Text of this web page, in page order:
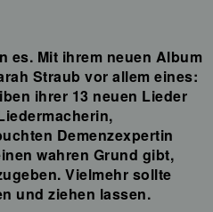
es. Mit ihrem neuen Album
Straub vor allem eines:
ihrer 13 neuen Lieder
Demenzexpertin
wahren Grund gibt,
Vielmehr sollte
und ziehen lassen.